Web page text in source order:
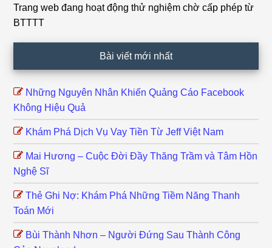
Footer
Trang web đang hoạt động thử nghiệm chờ cấp phép từ
BTTTT
Bài viết mới nhất
Những Nguyên Nhân Khiến Quảng Cáo Facebook
Không Hiệu Quả
Khám Phá Dịch Vụ Vay Tiền Từ Jeff Việt Nam
Mai Hương – Cuộc Đời Đầy Thăng Trầm và Tâm Hồn
Nghệ Sĩ
Thẻ Ghi Nợ: Khám Phá Những Tiềm Năng Thanh
Toán Mới
Bùi Thành Nhơn – Người Đứng Sau Thành Công